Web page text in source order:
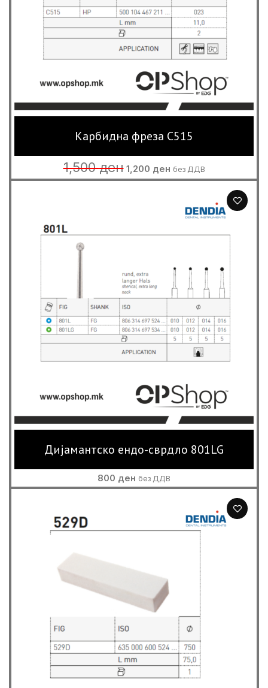
Карбидна фреза C515
1,500ден Original
price
1,200 ден Current
price
без ДДВ
Дијамантско ендо-сврдло 801LG
800 ден без ДДВ